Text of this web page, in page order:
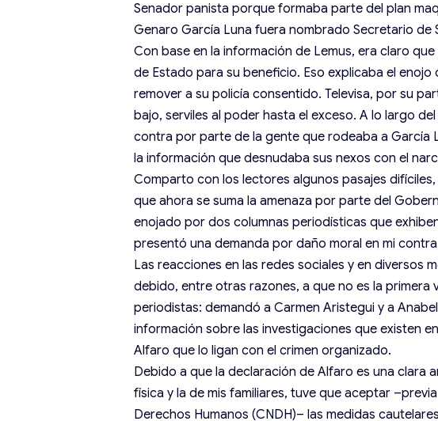
Senador panista porque formaba parte del plan
Genaro García Luna fuera nombrado Secretario de
Con base en la información de Lemus, era claro
de Estado para su beneficio. Eso explicaba el
remover a su policía consentido. Televisa, por su
bajo, serviles al poder hasta el exceso. A lo largo
contra por parte de la gente que rodeaba a García
la información que desnudaba sus nexos con el
Comparto con los lectores algunos pasajes
que ahora se suma la amenaza por parte del
enojado por dos columnas periodísticas que
presentó una demanda por daño moral en mi
Las reacciones en las redes sociales y en diversos
debido, entre otras razones, a que no es la primera
periodistas: demandó a Carmen Aristegui y a
información sobre las investigaciones que existen
Alfaro que lo ligan con el crimen organizado.
Debido a que la declaración de Alfaro es una clara
física y la de mis familiares, tuve que aceptar
Derechos Humanos (CNDH)– las medidas